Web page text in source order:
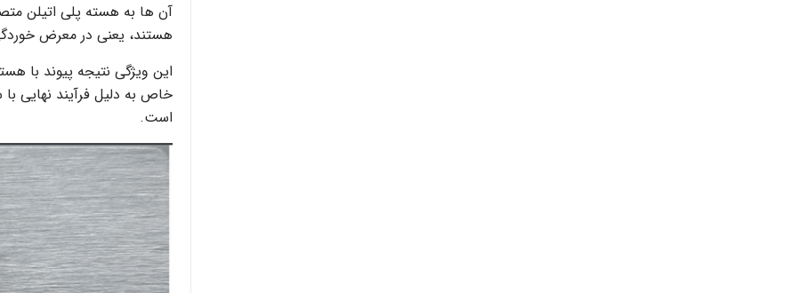
آن ها به هسته پلی اتیلن
هستند، یعنی در معرض
این ویژگی نتیجه پیوند با
خاص به دلیل فرآیند نهایی
است.